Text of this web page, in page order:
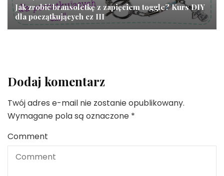
Jak zrobić bransoletkę z zapięciem toggle? Kurs DIY
dla początkujących cz III
Dodaj komentarz
Twój adres e-mail nie zostanie opublikowany.
Wymagane pola są oznaczone *
Comment